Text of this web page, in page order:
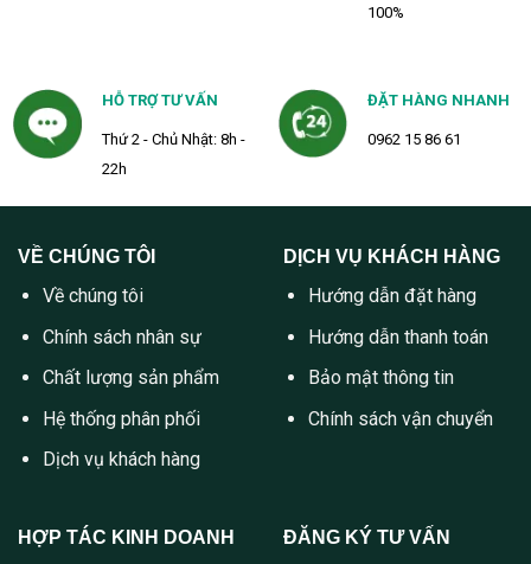
100%
HỖ TRỢ TƯ VẤN
Thứ 2 - Chủ Nhật: 8h -
22h
ĐẶT HÀNG NHANH
0962 15 86 61
VỀ CHÚNG TÔI
Về chúng tôi
Chính sách nhân sự
Chất lượng sản phẩm
Hệ thống phân phối
Dịch vụ khách hàng
DỊCH VỤ KHÁCH HÀNG
Hướng dẫn đặt hàng
Hướng dẫn thanh toán
Bảo mật thông tin
Chính sách vận chuyển
HỢP TÁC KINH DOANH ĐĂNG KÝ TƯ VẤN